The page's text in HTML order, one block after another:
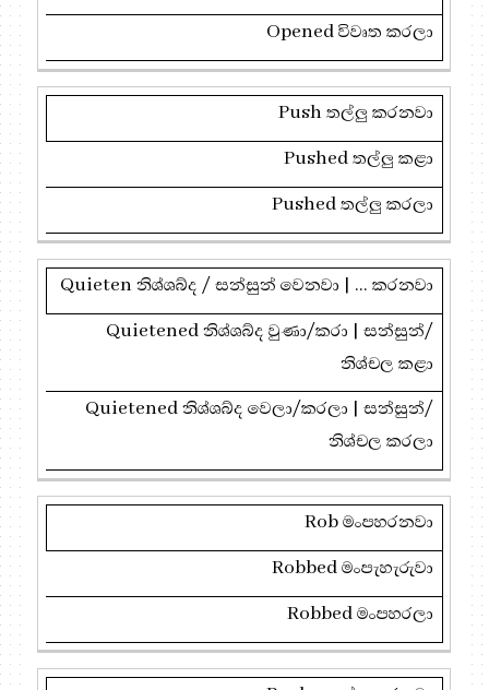
Openedවිවෘත කරලා
Pushතල්ලු කරනවා
Pushedතල්ලු කළා
Pushedතල්ලු කරලා
Quietenනිශ්ශබ්ද / සන්සුන් වෙනවා | ...කරනවා
Quietenedනිශ්ශබ්ද වුණා/කරා |සන්සුන්/
නිශ්චල කළා
Quietenedනිශ්ශබ්ද වෙලා/කරලා |සන්සුන්/
නිශ්චල කරලා
Robමංපහරනවා
Robbedමංපැහැරුවා
Robbedමංපහරලා